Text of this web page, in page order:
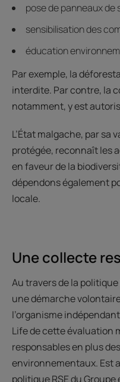
pose de panneaux de
sensibilisation des
éducation
Par exemple, la
interdite. Par contre, la
notamment, y est
L’État malgache, par sa
protégée, reconnaît les
en faveur de la
dépendons également
locale.
Une collecte
Au travers de la politique
une démarche
l’organisme
Life de cette évaluation
responsables en plus
environnementaux. Est
politique RSE du